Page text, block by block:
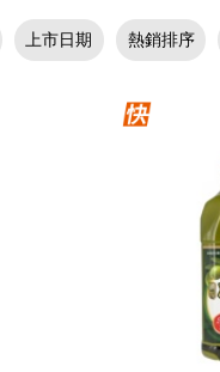
上市日期 熱銷排序